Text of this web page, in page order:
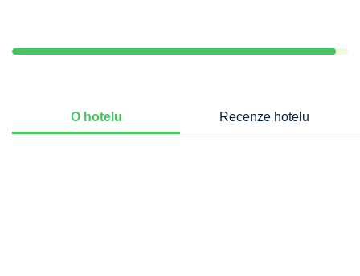
O hotelu Recenze hotelu